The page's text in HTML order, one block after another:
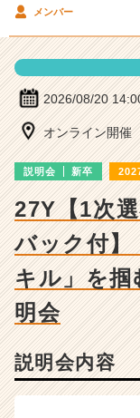
メンバー
2026/08/20
オンライン開催
説明会 新卒
27Y【1次
バック付】
キル」を
明会
説明会内容